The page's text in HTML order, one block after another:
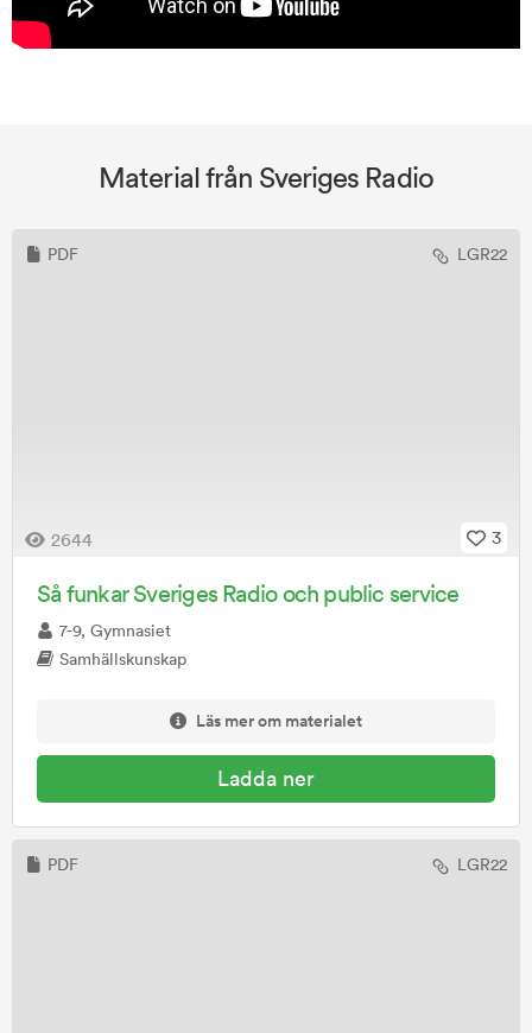
Material från Sveriges Radio
PDF LGR22
2644 3
Så funkar Sveriges Radio och public service
7-9, Gymnasiet
Samhällskunskap
Läs mer om materialet
Ladda ner
PDF LGR22